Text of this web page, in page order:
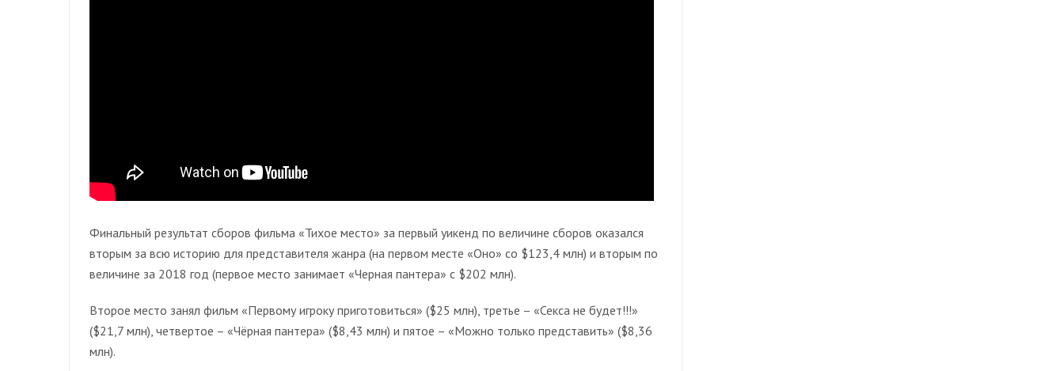
Финальный результат сборов фильма «Тихое место» за первый уикенд по величине сборов оказался
вторым за всю историю для представителя жанра (на первом месте «Оно» со $123,4 млн) и вторым по
величине за 2018 год (первое место занимает «Черная пантера» с $202 млн).
Второе место занял фильм «Первому игроку приготовиться» ($25 млн), третье – «Секса не будет!!!»
($21,7 млн), четвертое – «Чёрная пантера» ($8,43 млн) и пятое – «Можно только представить» ($8,36
млн).